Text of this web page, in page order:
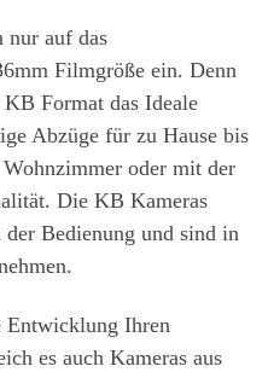
nur auf das
Filmgröße ein. Denn
Format das Ideale
Abzüge für zu Hause bis
oder mit der
Die KB Kameras
Bedienung und sind in
Entwicklung Ihren
es auch Kameras aus